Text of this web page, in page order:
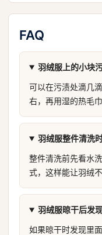
FAQ
羽绒服上的小块
可以在污渍处滴几
右，再用湿的热毛巾
羽绒服整件清洗
整件清洗前先看水
式，这样能让羽绒不
羽绒服晾干后发
如果晾干时发现里